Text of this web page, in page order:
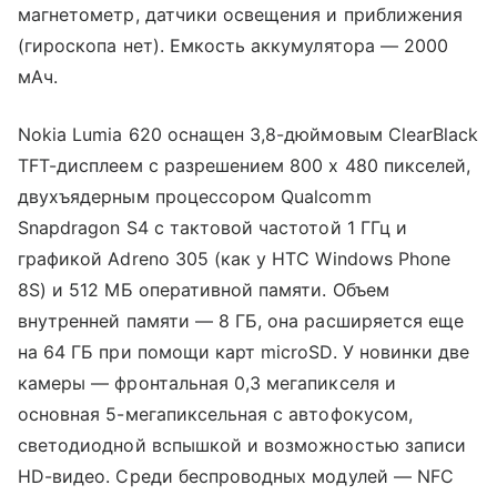
магнетометр, датчики освещения и приближения
(гироскопа нет). Емкость аккумулятора — 2000
мАч.
Nokia Lumia 620 оснащен 3,8-дюймовым ClearBlack
TFT-дисплеем с разрешением 800 х 480 пикселей,
двухъядерным процессором Qualcomm
Snapdragon S4 с тактовой частотой 1 ГГц и
графикой Adreno 305 (как у HTC Windows Phone
8S) и 512 МБ оперативной памяти. Объем
внутренней памяти — 8 ГБ, она расширяется еще
на 64 ГБ при помощи карт microSD. У новинки две
камеры — фронтальная 0,3 мегапикселя и
основная 5-мегапиксельная с автофокусом,
светодиодной вспышкой и возможностью записи
HD-видео. Среди беспроводных модулей — NFC